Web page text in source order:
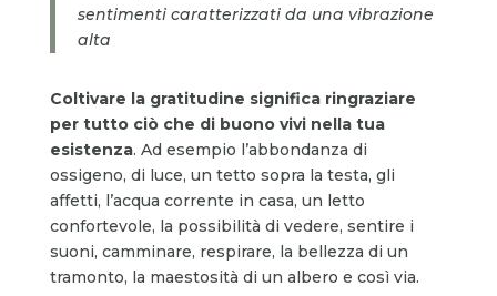
sentimenti caratterizzati da una vibrazione
alta
Coltivare la gratitudine significa ringraziare
per tutto ciò che di buono vivi nella tua
esistenza. Ad esempio l’abbondanza di
ossigeno, di luce, un tetto sopra la testa, gli
affetti, l’acqua corrente in casa, un letto
confortevole, la possibilità di vedere, sentire i
suoni, camminare, respirare, la bellezza di un
tramonto, la maestosità di un albero e così via.